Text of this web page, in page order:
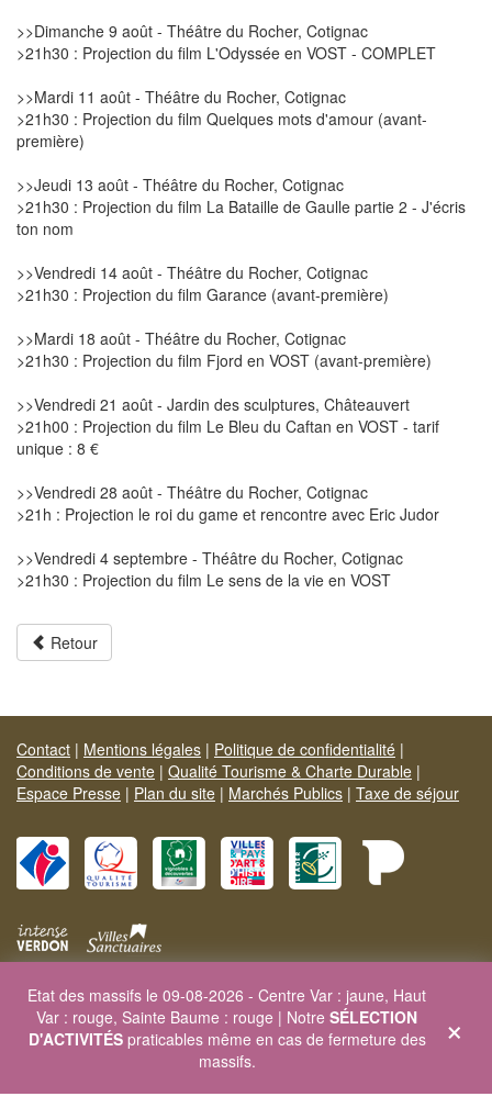
>>Dimanche 9 août - Théâtre du Rocher, Cotignac
>21h30 : Projection du film L'Odyssée en VOST - COMPLET
>>Mardi 11 août - Théâtre du Rocher, Cotignac
>21h30 : Projection du film Quelques mots d'amour (avant-
première)
>>Jeudi 13 août - Théâtre du Rocher, Cotignac
>21h30 : Projection du film La Bataille de Gaulle partie 2 - J'écris
ton nom
>>Vendredi 14 août - Théâtre du Rocher, Cotignac
>21h30 : Projection du film Garance (avant-première)
>>Mardi 18 août - Théâtre du Rocher, Cotignac
>21h30 : Projection du film Fjord en VOST (avant-première)
>>Vendredi 21 août - Jardin des sculptures, Châteauvert
>21h00 : Projection du film Le Bleu du Caftan en VOST - tarif
unique : 8 €
>>Vendredi 28 août - Théâtre du Rocher, Cotignac
>21h : Projection le roi du game et rencontre avec Eric Judor
>>Vendredi 4 septembre - Théâtre du Rocher, Cotignac
>21h30 : Projection du film Le sens de la vie en VOST
Retour
Contact | Mentions légales | Politique de confidentialité |
Conditions de vente | Qualité Tourisme & Charte Durable |
Espace Presse | Plan du site | Marchés Publics | Taxe de séjour
Site officiel Provence Verte & Verdon Tourisme
Carrefour de l'Europe - 83170 BRIGNOLES - Tél. 04 94 72 04 21
Site web :www.provenceverteverdon.fr- Site séjour :
×
Etat des massifs le 09-08-2026 - Centre Var : jaune, Haut
Var : rouge, Sainte Baume : rouge | Notre SÉLECTION
D'ACTIVITÉSpraticables même en cas de fermeture des
massifs.